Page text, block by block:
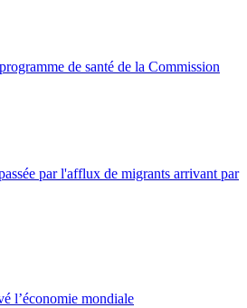
de santé de la Commission
par l'afflux de migrants arrivant par
l’économie mondiale